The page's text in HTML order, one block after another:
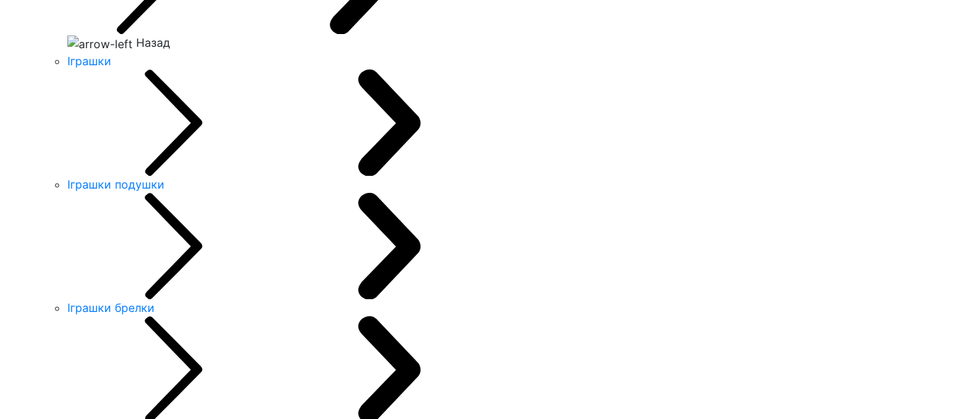
Назад
Іграшки
Іграшки подушки
Іграшки брелки